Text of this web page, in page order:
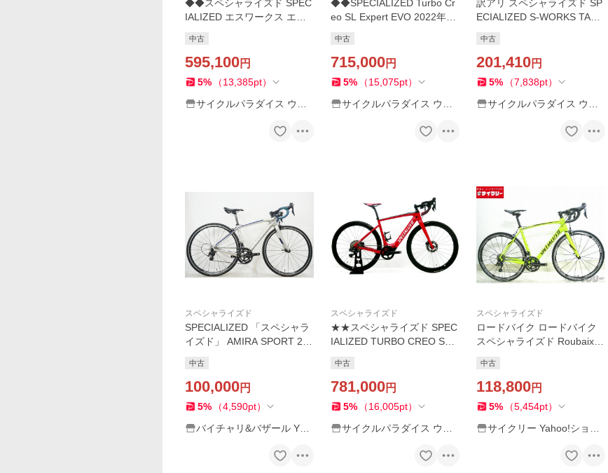
◆◆スペシャライズド SPEC
IALIZED エスワークス エー
21年 カーボン ロードバイク
58サイズ DURA-ACE Di2 2x
中古
595,100円
5% （13,385pt）
サイクルパラダイス ウェ
◆◆SPECIALIZED Turbo Cr
eo SL Expert EVO 2022年モ
ク XLサイズ SRAM EAGLE A
XS 1x12速 電動アシスト
中古
715,000円
5% （15,075pt）
サイクルパラダイス ウェ
訳アリ スペシャライズド SP
ECIALIZED S-WORKS TAR
カーボンロードバイク 52サ
イズ ブラック【値下げ】
中古
201,410円
5% （7,838pt）
サイクルパラダイス ウェ
スペシャライズド
SPECIALIZED 「スペシャラ
イズド」 AMIRA SPORT 201
岡店
中古
100,000円
5% （4,590pt）
バイチャリ&バザール Yah
スペシャライズド
★★スペシャライズド SPEC
IALIZED TURBO CREO SL E
ーボン Eバイク ロードバイ
ク Mサイズ 11速
中古
781,000円
5% （16,005pt）
サイクルパラダイス ウェ
スペシャライズド
ロードバイク ロードバイク
スペシャライズド Roubaix S
中古
118,800円
5% （5,454pt）
サイクリー Yahoo!ショッ